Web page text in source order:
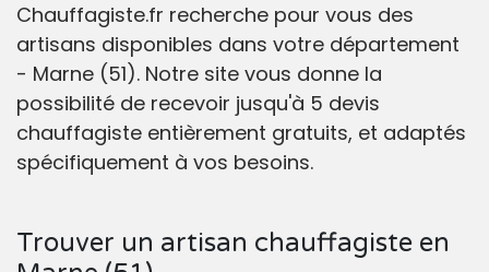
Chauffagiste.fr recherche pour vous des
artisans disponibles dans votre département
- Marne (51). Notre site vous donne la
possibilité de recevoir jusqu'à 5 devis
chauffagiste entièrement gratuits, et adaptés
spécifiquement à vos besoins.
Trouver un artisan chauffagiste en